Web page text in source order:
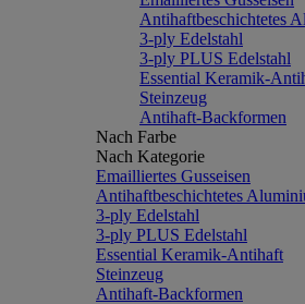
Antihaftbeschichtetes
3-ply Edelstahl
3-ply PLUS Edelstahl
Essential Keramik-
Steinzeug
Antihaft-Backformen
Nach Farbe
Nach Kategorie
Emailliertes Gusseisen
Antihaftbeschichtetes
3-ply Edelstahl
3-ply PLUS Edelstahl
Essential Keramik-Antihaft
Steinzeug
Antihaft-Backformen